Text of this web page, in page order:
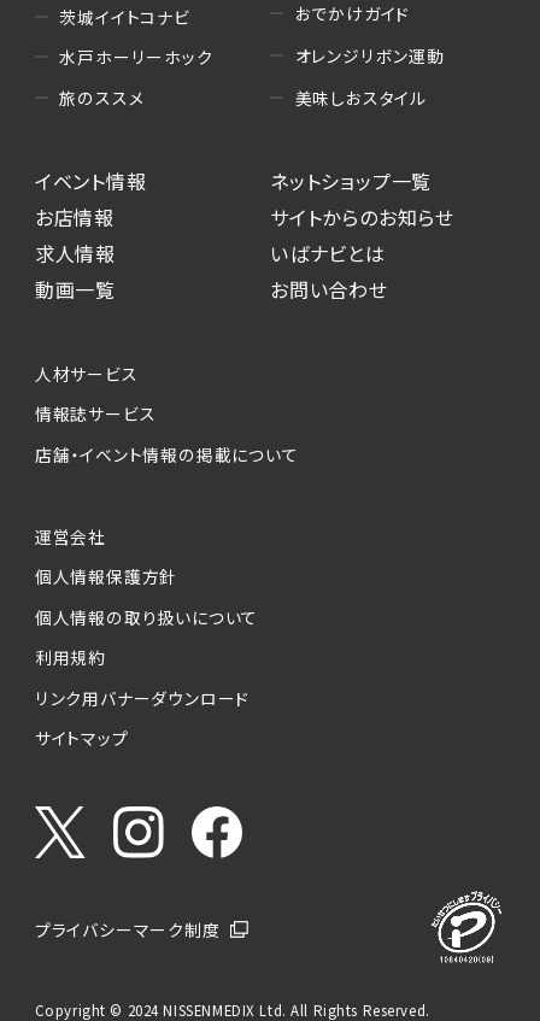
茨城イイトコナビ
水戸ホーリーホック
旅のススメ
おでかけガイド
オレンジリボン運動
美味しおスタイル
イベント情報
お店情報
求人情報
動画一覧
ネットショップ一覧
サイトからのお知らせ
いばナビとは
お問い合わせ
人材サービス
情報誌サービス
店舗・イベント情報の掲載について
運営会社
個人情報保護方針
個人情報の取り扱いについて
利用規約
リンク用バナーダウンロード
サイトマップ
プライバシーマーク制度
Copyright © 2024 NISSENMEDIX Ltd. All Rights Reserved.